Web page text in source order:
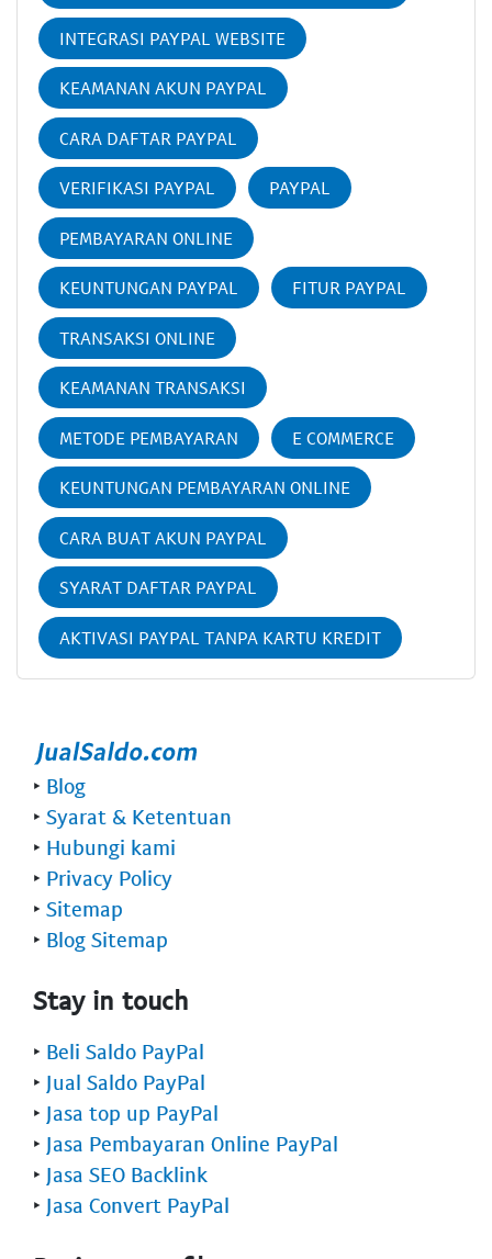
INTEGRASI PAYPAL WEBSITE
KEAMANAN AKUN PAYPAL
CARA DAFTAR PAYPAL
VERIFIKASI PAYPAL PAYPAL
PEMBAYARAN ONLINE
KEUNTUNGAN PAYPAL FITUR PAYPAL
TRANSAKSI ONLINE
KEAMANAN TRANSAKSI
METODE PEMBAYARAN E COMMERCE
KEUNTUNGAN PEMBAYARAN ONLINE
CARA BUAT AKUN PAYPAL
SYARAT DAFTAR PAYPAL
AKTIVASI PAYPAL TANPA KARTU KREDIT
‣ Blog
‣ Syarat & Ketentuan
‣ Hubungi kami
‣ Privacy Policy
‣ Sitemap
‣ Blog Sitemap
Stay in touch
‣ Beli Saldo PayPal
‣ Jual Saldo PayPal
‣ Jasa top up PayPal
‣ Jasa Pembayaran Online PayPal
‣ Jasa SEO Backlink
‣ Jasa Convert PayPal